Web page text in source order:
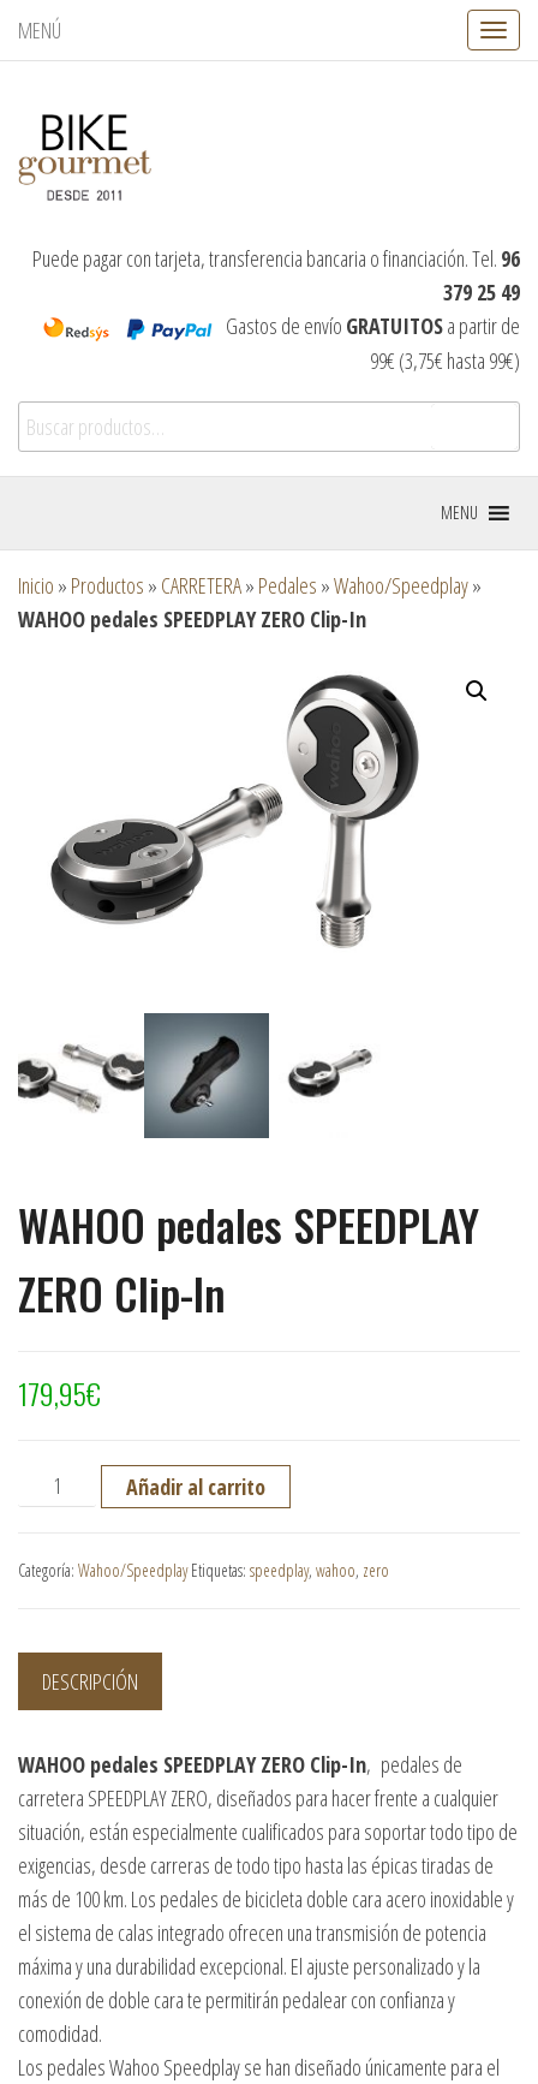
MENÚ
C
a
e
g
a
i
Puede pagar con tarjeta, transferencia bancaria o financiación. Tel. 96
379 25 49
Gastos de envío GRATUITOSa partir de
99€ (3,75€ hasta 99€)
MENU
Inicio » Productos » CARRETERA» Pedales »Wahoo/Speedplay»
WAHOO pedales SPEEDPLAY ZERO Clip-In
WAHOO pedales SPEEDPLAY
ZERO Clip-In
179,95€
WAHOO pedales SPEEDPLAY ZERO Clip-In cantidad
Añadir al carrito
Categoría: Wahoo/Speedplay Etiquetas: speedplay, wahoo, zero
DESCRIPCIÓN
WAHOO pedales SPEEDPLAY ZERO Clip-In, pedales de
carretera SPEEDPLAY ZERO, diseñados para hacer frente a cualquier
situación, están especialmente cualificados para soportar todo tipo de
exigencias, desde carreras de todo tipo hasta las épicas tiradas de
más de 100 km. Los pedales de bicicleta doble cara acero inoxidable y
el sistema de calas integrado ofrecen una transmisión de potencia
máxima y una durabilidad excepcional. El ajuste personalizado y la
conexión de doble cara te permitirán pedalear con confianza y
comodidad.
Los pedales Wahoo Speedplay se han diseñado únicamente para el